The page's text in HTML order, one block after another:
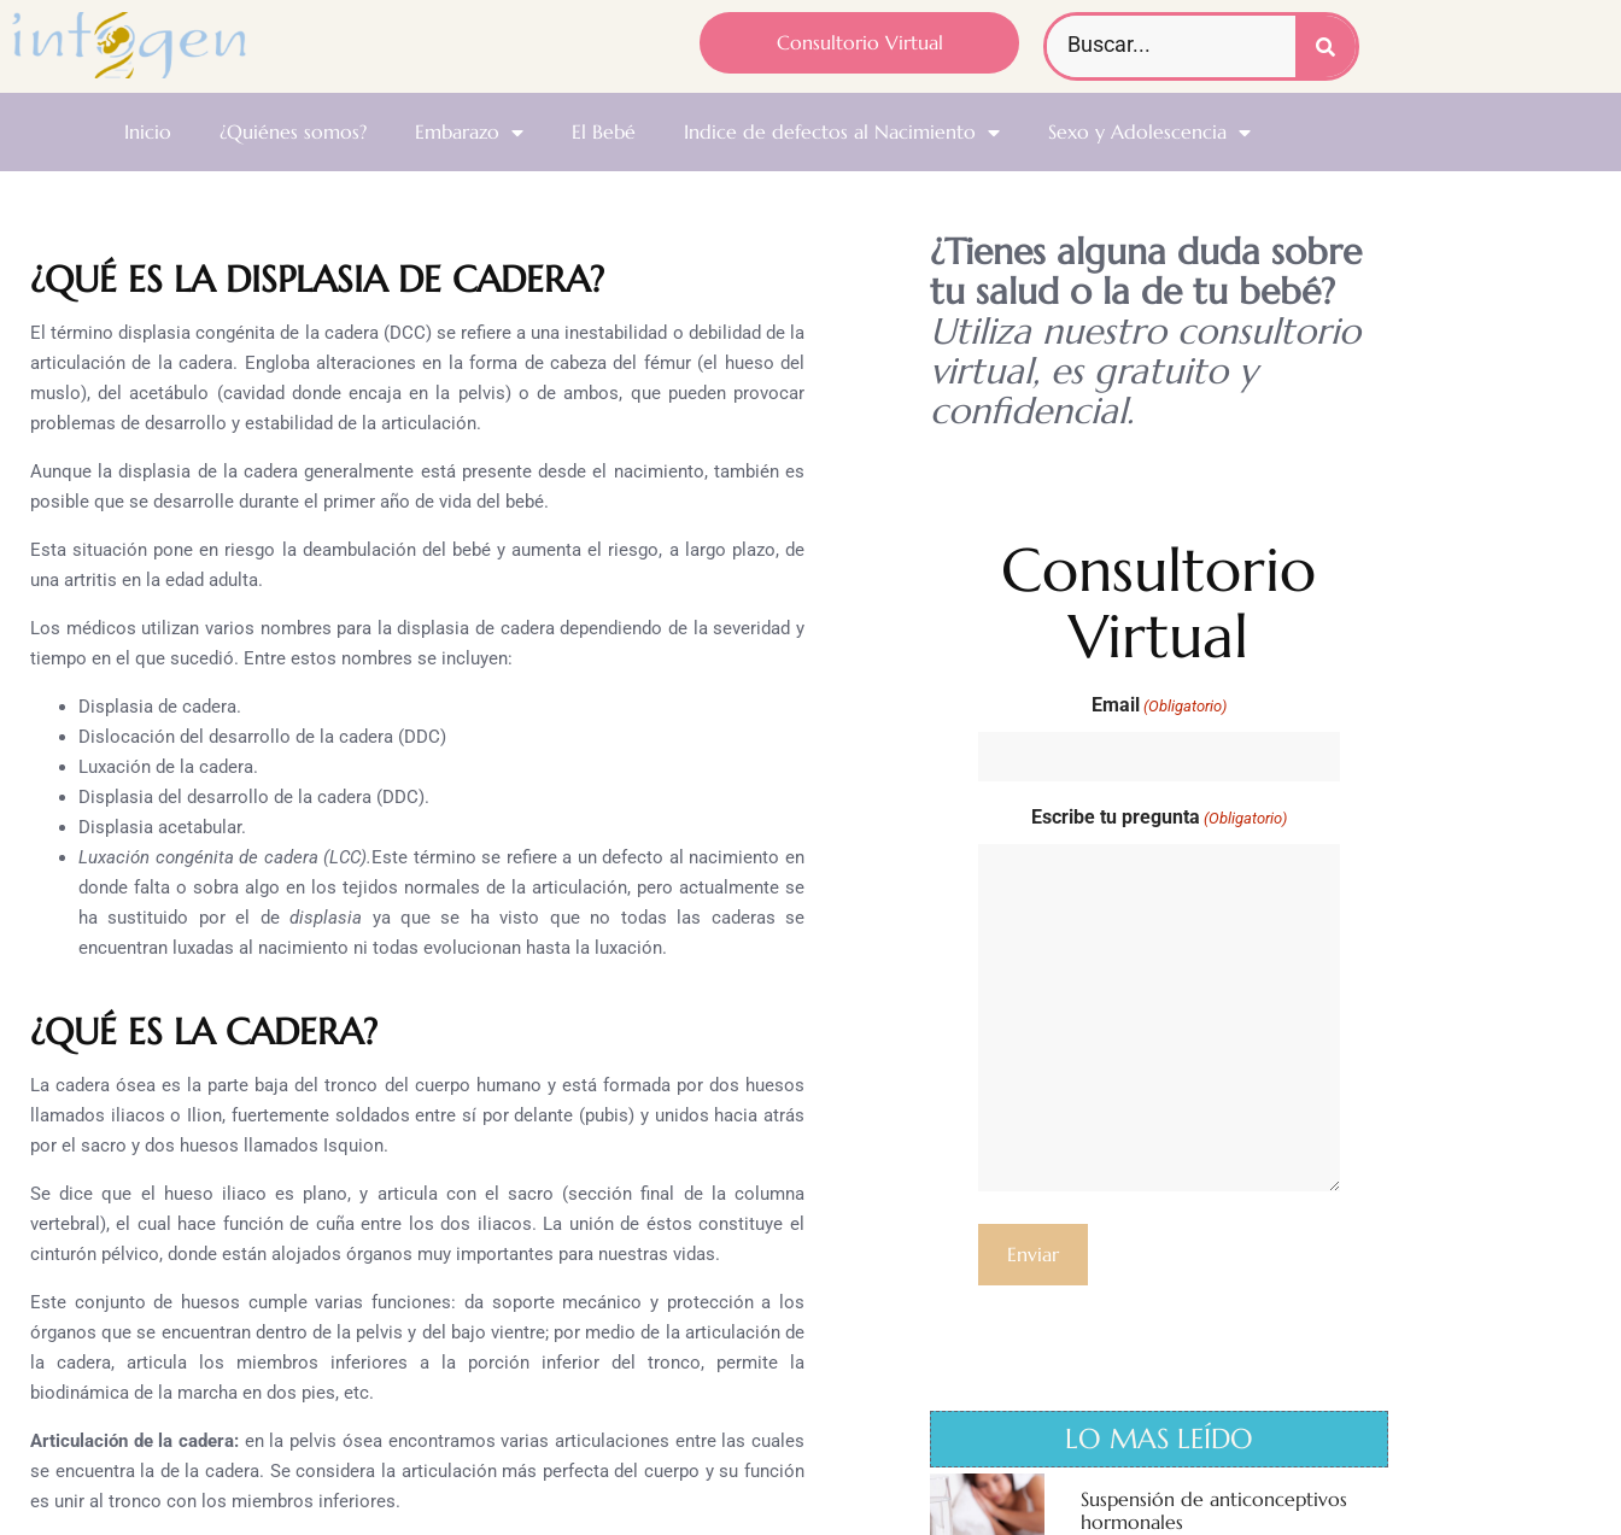
Consultorio Virtual
Inicio ¿Quiénes somos? Embarazo El Bebé Indice de defectos al Nacimiento Sexo y Adolescencia
¿QUÉ ES LA DISPLASIA DE CADERA?
El término displasia congénita de la cadera (DCC) se refiere a una inestabilidad o debilidad de la
articulación de la cadera. Engloba alteraciones en la forma de cabeza del fémur (el hueso del
muslo), del acetábulo (cavidad donde encaja en la pelvis) o de ambos, que pueden provocar
problemas de desarrollo y estabilidad de la articulación.
Aunque la displasia de la cadera generalmente está presente desde el nacimiento, también es
posible que se desarrolle durante el primer año de vida del bebé.
Esta situación pone en riesgo la deambulación del bebé y aumenta el riesgo, a largo plazo, de
una artritis en la edad adulta.
Los médicos utilizan varios nombres para la displasia de cadera dependiendo de la severidad y
tiempo en el que sucedió. Entre estos nombres se incluyen:
Displasia de cadera.
Dislocación del desarrollo de la cadera (DDC)
Luxación de la cadera.
Displasia del desarrollo de la cadera (DDC).
Displasia acetabular.
Luxación congénita de cadera (LCC).Este término se refiere a un defecto al nacimiento en
donde falta o sobra algo en los tejidos normales de la articulación, pero actualmente se
ha sustituido por el dedisplasia ya que se ha visto que no todas las caderas se
encuentran luxadas al nacimiento ni todas evolucionan hasta la luxación.
¿QUÉ ES LA CADERA?
La cadera ósea es la parte baja del tronco del cuerpo humano y está formada por dos huesos
llamados iliacos o Ilion, fuertemente soldados entre sí por delante (pubis) y unidos hacia atrás
por el sacro y dos huesos llamados Isquion.
Se dice que el hueso iliaco es plano, y articula con el sacro (sección final de la columna
vertebral), el cual hace función de cuña entre los dos iliacos. La unión de éstos constituye el
cinturón pélvico, donde están alojados órganos muy importantes para nuestras vidas.
Este conjunto de huesos cumple varias funciones: da soporte mecánico y protección a los
órganos que se encuentran dentro de la pelvis y del bajo vientre; por medio de la articulación de
la cadera, articula los miembros inferiores a la porción inferior del tronco, permite la
biodinámica de la marcha en dos pies, etc.
Articulación de la cadera: en la pelvis ósea encontramos varias articulaciones entre las cuales
se encuentra la de la cadera. Se considera la articulación más perfecta del cuerpo y su función
es unir al tronco con los miembros inferiores.
¿Tienes alguna duda sobre
tu salud o la de tu bebé?
Utiliza nuestro consultorio
virtual, es gratuito y
confidencial.
Consultorio
Virtual
Email (Obligatorio)
Escribe tu pregunta (Obligatorio)
LO MAS LEÍDO
Suspensión de anticonceptivos
hormonales